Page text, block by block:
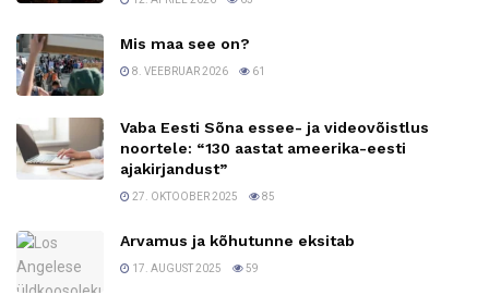
Mis maa see on?
8. VEEBRUAR 2026 61
Vaba Eesti Sõna essee- ja videovõistlus
noortele: “130 aastat ameerika-eesti
ajakirjandust”
27. OKTOOBER 2025 85
Arvamus ja kõhutunne eksitab
17. AUGUST 2025 59